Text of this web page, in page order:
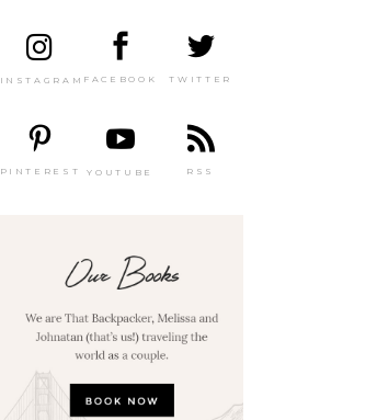
INSTAGRAM FACEBOOK TWITTER
PINTEREST YOUTUBE RSS